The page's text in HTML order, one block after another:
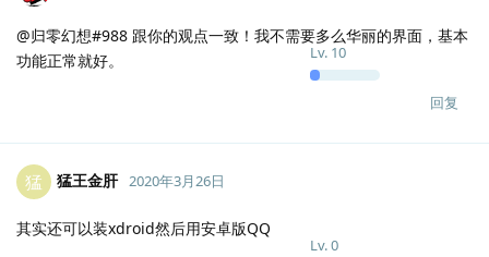
Lv. 10
@归零幻想#988 跟你的观点一致！我不需要多么华丽的界面，基本
功能正常就好。
回复
猛 猛王金肝
Lv.0
2020年3月26日
其实还可以装xdroid然后用安卓版QQ